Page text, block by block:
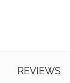
REVIEWS